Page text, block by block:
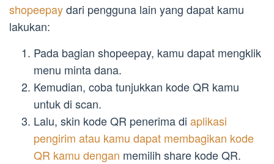
shopeepaydari pengguna lain yang dapat kamu
lakukan:
Pada bagian shopeepay, kamu dapat mengklik
menu minta dana.
Kemudian, coba tunjukkan kode QR kamu
untuk di scan.
Lalu, skin kode QR penerima di aplikasi
pengirim atau kamu dapat membagikan kode
QR kamu dengan memilih share kode QR.